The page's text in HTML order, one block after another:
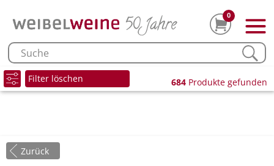
0
Filter löschen 684 Produkte gefunden
Zurück